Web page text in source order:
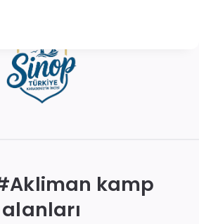
Akliman kamp
alanları